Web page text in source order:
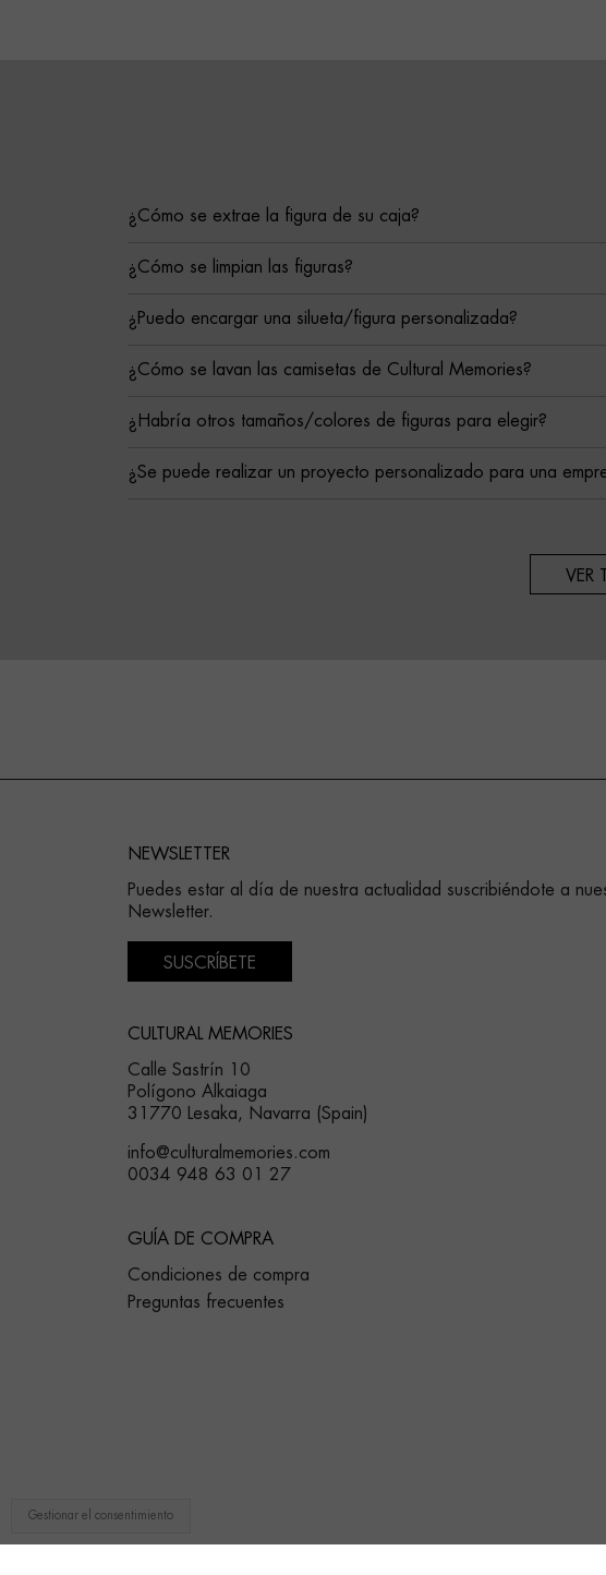
¿Cómo se extrae la figura de su caja?
¿Cómo se limpian las figuras?
¿Puedo encargar una silueta/figura personalizada?
¿Cómo se lavan las camisetas de Cultural Memories?
¿Habría otros tamaños/colores de figuras para elegir?
¿Se puede realizar un proyecto personalizado para una
VER
NEWSLETTER
Puedes estar al día de nuestra actualidad suscribiéndote a
Newsletter.
SUSCRÍBETE
CULTURAL MEMORIES
Calle Sastrín 10
Polígono Alkaiaga
31770 Lesaka, Navarra (Spain)
info@culturalmemories.com
0034 948 63 01 27
GUÍA DE COMPRA
Condiciones de compra
Preguntas frecuentes
Gestionar el consentimiento